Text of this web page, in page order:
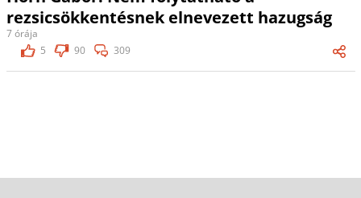
rezsicsökkentésnek elnevezett hazugság
7 órája
5
90 309